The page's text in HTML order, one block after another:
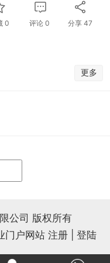
0 评论0 分享47
更多
公司 版权所有
门户网站 注册 登陆